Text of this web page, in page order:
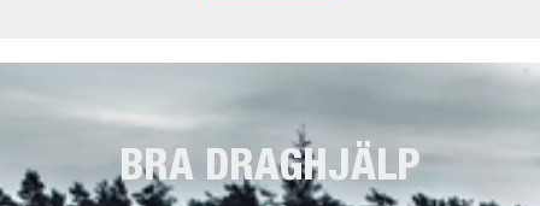
BRA DRAGHJÄLP